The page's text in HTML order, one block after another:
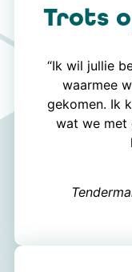
Trots
“Ik wil jullie
waarmee
gekomen. Ik
wat we met